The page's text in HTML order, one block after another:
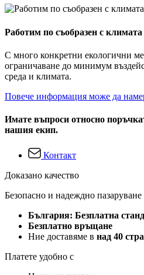
Работим по съобразен с
С много конкретни екологични
ограничаване до минимум
среда и климата.
Повече информация може да
Имате въпроси относно
нашия екип.
Контакт
Доказано качество
Безопасно и надеждно пазаруване
България: Безплатна
Безплатно връщане
Ние доставяме в над 40
Платете удобно с